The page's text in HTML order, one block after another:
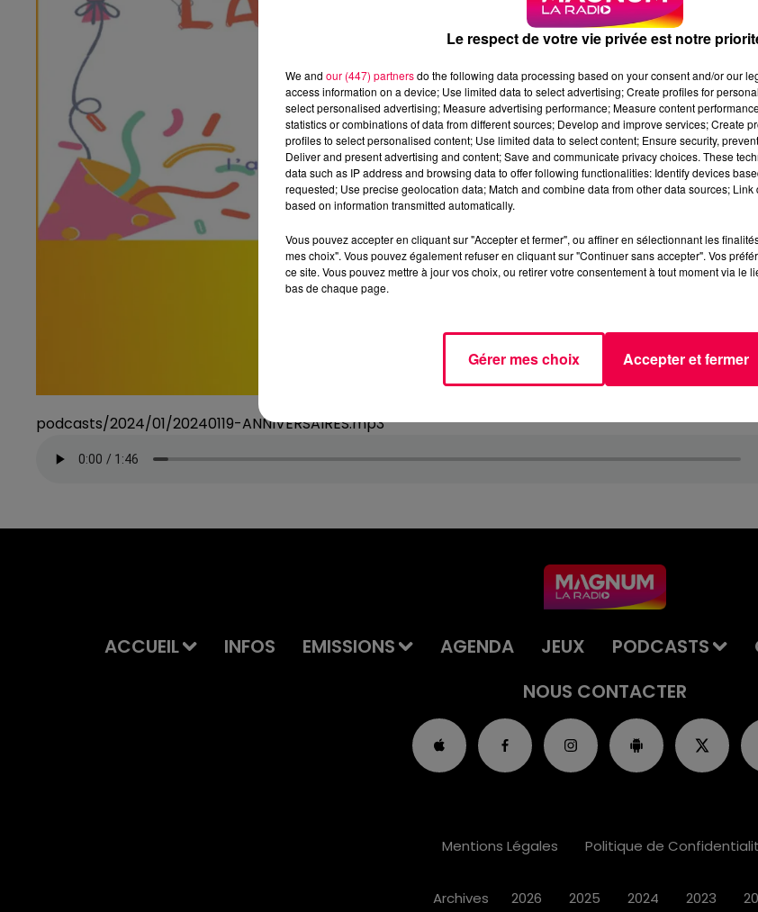
podcasts/2024/01/20240119-ANNIVERSAIRES.mp3
ACCUEIL INFOS EMISSIONS AGENDA JEUX PODCASTS
NOUS CONTACTER
Mentions Légales Politique de
Archives 2026 2025 2024 2023
Le respect de votre vie privée est notre
We and our (447) partnersdo the following data processing based on your consent and/or our
access information on a device; Use limited data to select advertising; Create profiles for
select personalised advertising; Measure advertising performance; Measure content
statistics or combinations of data from different sources; Develop and improve services; Create
profiles to select personalised content; Use limited data to select content; Ensure security,
Deliver and present advertising and content; Save and communicate privacy choices. These
data such as IP address and browsing data to offer following functionalities: Identify devices
requested; Use precise geolocation data; Match and combine data from other data sources;
based on information transmitted automatically.
Vous pouvez accepter en cliquant sur "Accepter et fermer", ou affiner en sélectionnant les
mes choix". Vous pouvez également refuser en cliquant sur "Continuer sans accepter". Vos
ce site. Vous pouvez mettre à jour vos choix, ou retirer votre consentement à tout moment via le
bas de chaque page.
Gérer mes choix Accepter et fermer